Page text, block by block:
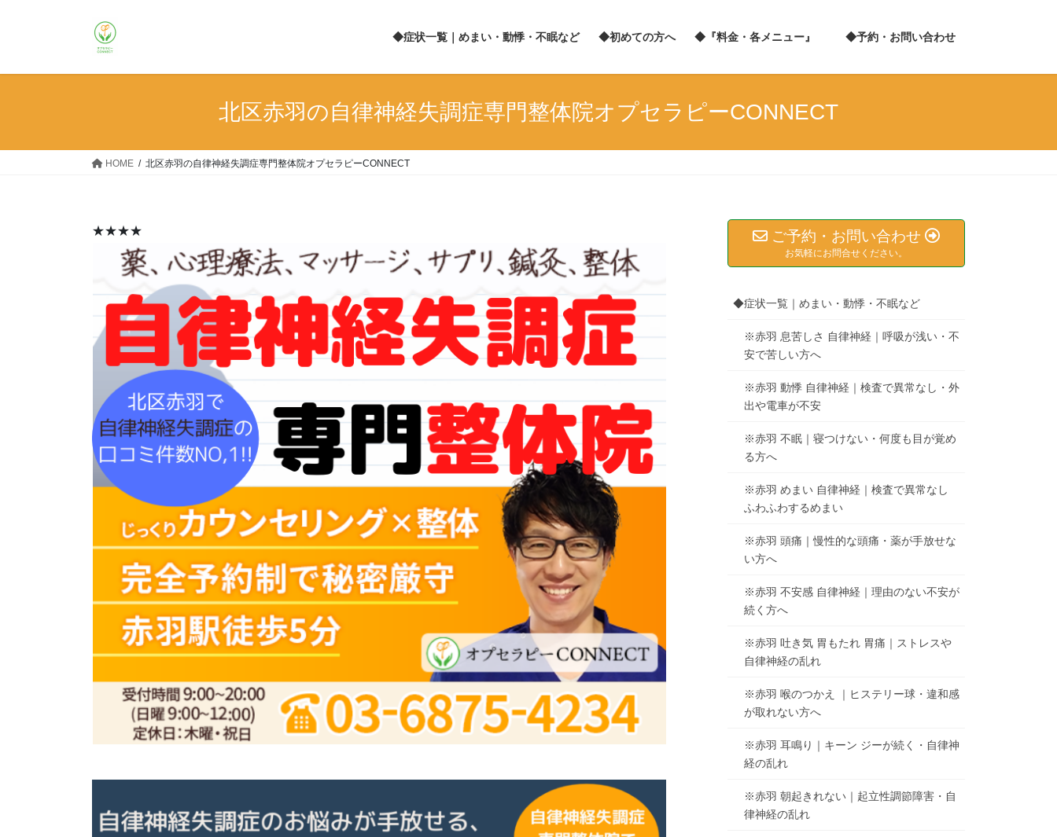
◆症状一覧｜めまい・動悸・不眠など ◆初めての方へ ◆『料金・各メニュー』 ◆予約・お問い合わせ
北区赤羽の自律神経失調症専門整体院オプセラピーCONNECT
HOME 北区赤羽の自律神経失調症専門整体院オプセラピーCONNECT
★★★★ ご予約・お問い合わせ
お気軽にお問合せください。
◆症状一覧｜めまい・動悸・不眠など
※赤羽 息苦しさ 自律神経｜呼吸が浅い・不
安で苦しい方へ
※赤羽 動悸 自律神経｜検査で異常なし・外
出や電車が不安
※赤羽 不眠｜寝つけない・何度も目が覚め
る方へ
※赤羽 めまい 自律神経｜検査で異常なし
ふわふわするめまい
※赤羽 頭痛｜慢性的な頭痛・薬が手放せな
い方へ
※赤羽 不安感 自律神経｜理由のない不安が
続く方へ
※赤羽 吐き気 胃もたれ 胃痛｜ストレスや
自律神経の乱れ
※赤羽 喉のつかえ ｜ヒステリー球・違和感
が取れない方へ
※赤羽 耳鳴り｜キーン ジーが続く・自律神
経の乱れ
※赤羽 朝起きれない｜起立性調節障害・自
律神経の乱れ